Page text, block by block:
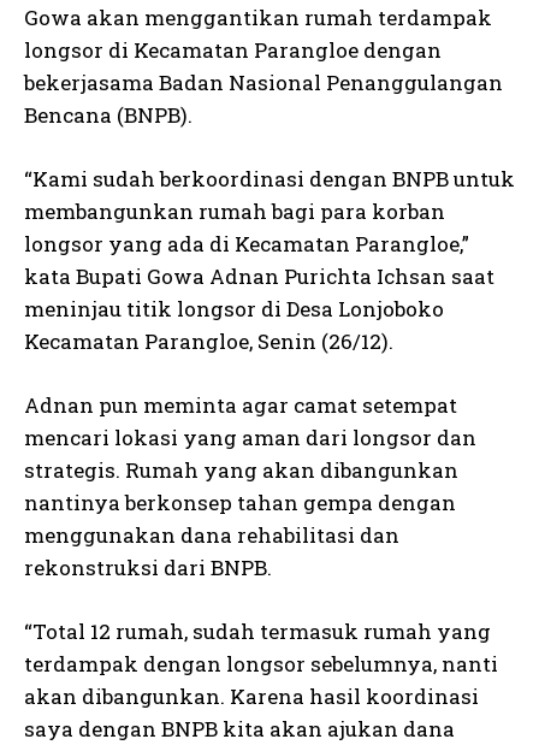
Gowa akan menggantikan rumah terdampak
longsor di Kecamatan Parangloe dengan
bekerjasama Badan Nasional Penanggulangan
Bencana (BNPB).
“Kami sudah berkoordinasi dengan BNPB untuk
membangunkan rumah bagi para korban
longsor yang ada di Kecamatan Parangloe,”
kata Bupati Gowa Adnan Purichta Ichsan saat
meninjau titik longsor di Desa Lonjoboko
Kecamatan Parangloe, Senin (26/12).
Adnan pun meminta agar camat setempat
mencari lokasi yang aman dari longsor dan
strategis. Rumah yang akan dibangunkan
nantinya berkonsep tahan gempa dengan
menggunakan dana rehabilitasi dan
rekonstruksi dari BNPB.
“Total 12 rumah, sudah termasuk rumah yang
terdampak dengan longsor sebelumnya, nanti
akan dibangunkan. Karena hasil koordinasi
saya dengan BNPB kita akan ajukan dana